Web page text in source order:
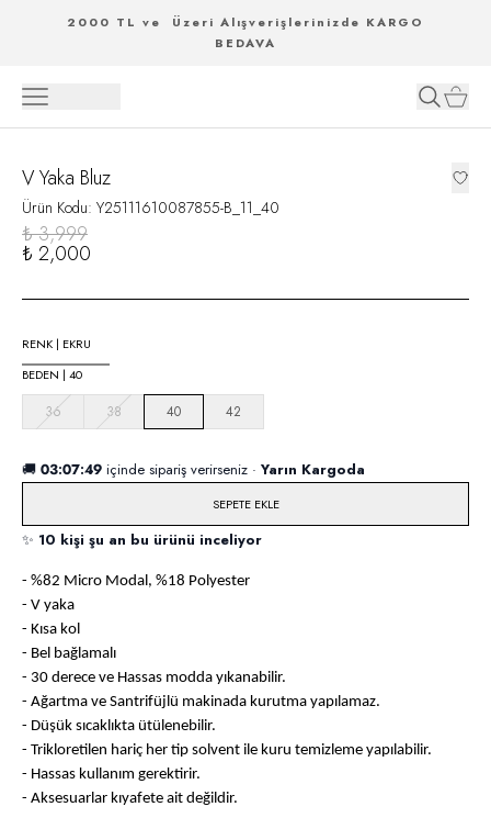
2000 TL ve Üzeri Alışverişlerinizde KARGO
BEDAVA
V Yaka Bluz
Ürün Kodu: Y25111610087855-B_11_40
₺ 3,999
₺ 2,000
RENK | EKRU
BEDEN | 40
36 38 40 42
🚚 03:07:49 içinde sipariş verirseniz · Yarın Kargoda
SEPETE EKLE
✨ 10 kişi şu an bu ürünü inceliyor
- %82 Micro Modal, %18 Polyester
- V yaka
- Kısa kol
- Bel bağlamalı
- 30 derece ve Hassas modda yıkanabilir.
- Ağartma ve Santrifüjlü makinada kurutma yapılamaz.
- Düşük sıcaklıkta ütülenebilir.
- Trikloretilen hariç her tip solvent ile kuru temizleme yapılabilir.
- Hassas kullanım gerektirir.
- Aksesuarlar kıyafete ait değildir.